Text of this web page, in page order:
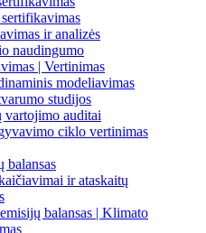
ir analizės
naudingumo
| Vertinimas
modeliavimas
studijos
vartojimo auditai
ciklo vertinimas
balansas
ir ataskaitų
balansas | Klimato